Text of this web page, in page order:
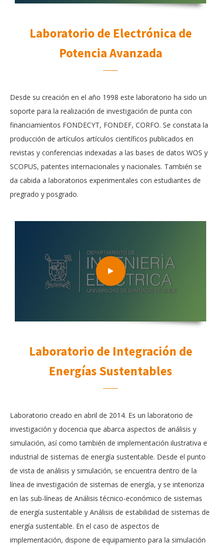
Laboratorio de Electrónica de
Potencia Avanzada
Desde su creación en el año 1998 este laboratorio ha sido un
soporte para la realización de investigación de punta con
financiamientos FONDECYT, FONDEF, CORFO. Se constata la
producción de artículos artículos científicos publicados en
revistas y conferencias indexadas a las bases de datos WOS y
SCOPUS, patentes internacionales y nacionales. También se
da cabida a laboratorios experimentales con estudiantes de
pregrado y posgrado.
Laboratorio de Integración de
Energías Sustentables
Laboratorio creado en abril de 2014. Es un laboratorio de
investigación y docencia que abarca aspectos de análisis y
simulación, así como también de implementación ilustrativa e
industrial de sistemas de energía sustentable. Desde el punto
de vista de análisis y simulación, se encuentra dentro de la
línea de investigación de sistemas de energía, y se interioriza
en las sub-líneas de Análisis técnico-económico de sistemas
de energía sustentable y Análisis de estabilidad de sistemas de
energía sustentable. En el caso de aspectos de
implementación, dispone de equipamiento para la simulación